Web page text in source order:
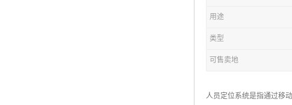
用途
类型
可售卖地
人员定位系统是指通过移